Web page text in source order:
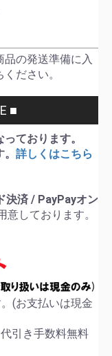
の発送準備に入
ださい。
■
ております。
詳しくはこちら
決済 / PayPayオン
意しております。
(お支払いは現金
引き手数料無料